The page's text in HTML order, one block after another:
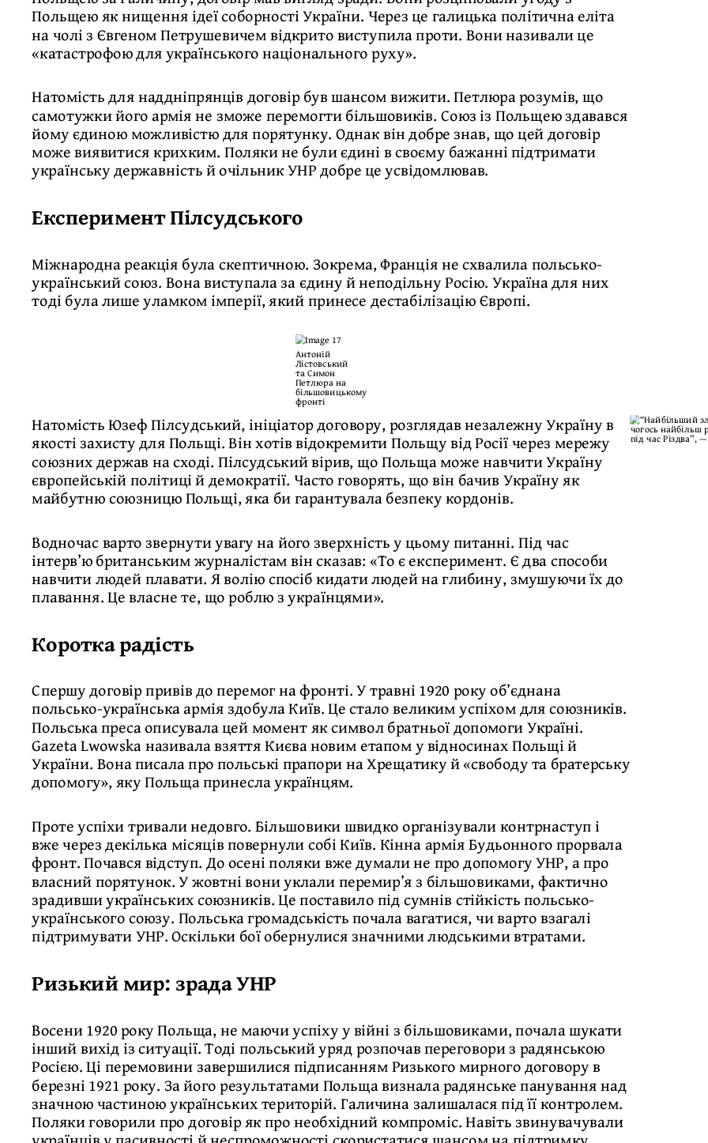
Польщею як нищення ідеї соборності України. Через це галицька політична еліта
на чолі з Євгеном Петрушевичем відкрито виступила проти. Вони називали це
«катастрофою для українського національного руху».
Натомість для наддніпрянців договір був шансом вижити. Петлюра розумів, що
самотужки його армія не зможе перемогти більшовиків. Союз із Польщею здавався
йому єдиною можливістю для порятунку. Однак він добре знав, що цей договір
може виявитися крихким. Поляки не були єдині в своєму бажанні підтримати
українську державність й очільник УНР добре це усвідомлював.
Експеримент Пілсудського
Міжнародна реакція була скептичною. Зокрема, Франція не схвалила польсько-
український союз. Вона виступала за єдину й неподільну Росію. Україна для них
тоді була лише уламком імперії, який принесе дестабілізацію Європі.
Антоній
Лістовський
та Симон
Петлюра на
більшовицькому
фронті
Натомість Юзеф Пілсудський, ініціатор договору, розглядав незалежну Україну в
якості захисту для Польщі. Він хотів відокремити Польщу від Росії через мережу
союзних держав на сході. Пілсудський вірив, що Польща може навчити Україну
європейській політиці й демократії. Часто говорять, що він бачив Україну як
майбутню союзницю Польщі, яка би гарантувала безпеку кордонів.
Водночас варто звернути увагу на його зверхність у цьому питанні. Під час
інтерв’ю британським журналістам він сказав: «То є експеримент. Є два способи
навчити людей плавати. Я волію спосіб кидати людей на глибину, змушуючи їх до
плавання. Це власне те, що роблю з українцями».
Коротка радість
Спершу договір привів до перемог на фронті. У травні 1920 року об’єднана
польсько-українська армія здобула Київ. Це стало великим успіхом для союзників.
Польська преса описувала цей момент як символ братньої допомоги Україні.
Gazeta Lwowska називала взяття Києва новим етапом у відносинах Польщі й
України. Вона писала про польські прапори на Хрещатику й «свободу та братерську
допомогу», яку Польща принесла українцям.
Проте успіхи тривали недовго. Більшовики швидко організували контрнаступ і
вже через декілька місяців повернули собі Київ. Кінна армія Будьонного прорвала
фронт. Почався відступ. До осені поляки вже думали не про допомогу УНР, а про
власний порятунок. У жовтні вони уклали перемир’я з більшовиками, фактично
зрадивши українських союзників. Це поставило під сумнів стійкість польсько-
українського союзу. Польська громадськість почала вагатися, чи варто взагалі
підтримувати УНР. Оскільки бої обернулися значними людськими втратами.
Ризький мир: зрада УНР
Восени 1920 року Польща, не маючи успіху у війні з більшовиками, почала шукати
інший вихід із ситуації. Тоді польський уряд розпочав переговори з радянською
Росією. Ці перемовини завершилися підписанням Ризького мирного договору в
березні 1921 року. За його результатами Польща визнала радянське панування над
значною частиною українських територій. Галичина залишалася під її контролем.
Поляки говорили про договір як про необхідний компроміс. Навіть звинувачували